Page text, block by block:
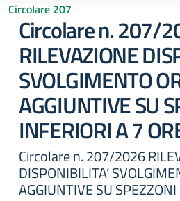
Circolare 207
Circolare n. 207/
RILEVAZIONE
SVOLGIMENTO
AGGIUNTIVE SU
INFERIORI A 7
Circolare n. 207/2026
DISPONIBILITA’
AGGIUNTIVE SU